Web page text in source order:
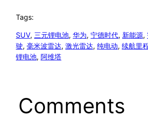
Tags:
SUV, 三元锂电池, 华为, 宁德时代, 新能源,
驶, 毫米波雷达, 激光雷达, 纯电动, 续航里
锂电池, 阿维塔
Comments